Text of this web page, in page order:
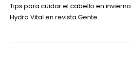
Tips para cuidar el cabello en invierno
Hydra Vital en revista Gente